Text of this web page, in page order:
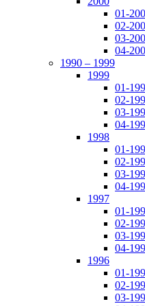
01-
02-
03-
04-
1990 – 1999
1999
01-
02-
03-
04-
1998
01-
02-
03-
04-
1997
01-
02-
03-
04-
1996
01-
02-
03-